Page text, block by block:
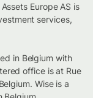
Europe AS is
services,
in Belgium with
office is at Rue
Wise is a